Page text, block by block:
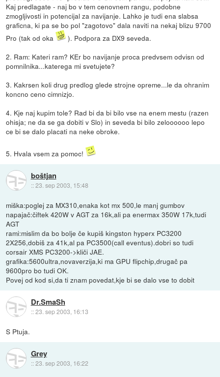
Kaj predlagate - naj bo v tem cenovnem rangu, podobne
zmogljivosti in potencijal za navijanje. Lahko je tudi ena slabsa
graficna, ki pa se bo pol "zagotovo" dala naviti na nekaj blizu 9700
Pro (tak od oka
). Podpora za DX9 seveda.
2. Ram: Kateri ram? KEr bo navijanje proca predvsem odvisn od
pomnilnika...katerega mi svetujete?
3. Kakrsen koli drug predlog glede strojne opreme...le da ohranim
koncno ceno cimnizjo.
4. Kje naj kupim tole? Rad bi da bi bilo vse na enem mestu (razen
ohisja; ne da se ga dobiti v Slo) in seveda bi bilo zeloooooo lepo
ce bi se dalo placati na neke obroke.
5. Hvala vsem za pomoc!
boštjan
::23. sep 2003, 15:48
miška:poglej za MX310,enaka kot mx 500,le manj gumbov
napajač:čiftek 420W v AGT za 16k,ali pa enermax 350W 17k,tudi
AGT
rami:mislim da bo bolje če kupiš kingston hyperx PC3200
2X256,dobiš za 41k,al pa PC3500(call eventus).dobri so tudi
corsair XMS PC3200->kliči JAE.
grafika:5600ultra,novaverzija,ki ma GPU flipchip,drugač pa
9600pro bo tudi OK.
Povej od kod si,da ti znam povedat,kje bi se dalo vse to dobit
Dr.SmaSh
::23. sep 2003, 16:13
S Ptuja.
Grey
::23. sep 2003, 16:22